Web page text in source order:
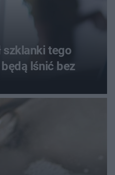
szklanki tego
lśnić bez